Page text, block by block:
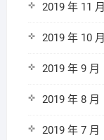
2019 年 11 月
2019 年 10 月
2019 年 9 月
2019 年 8 月
2019 年 7 月